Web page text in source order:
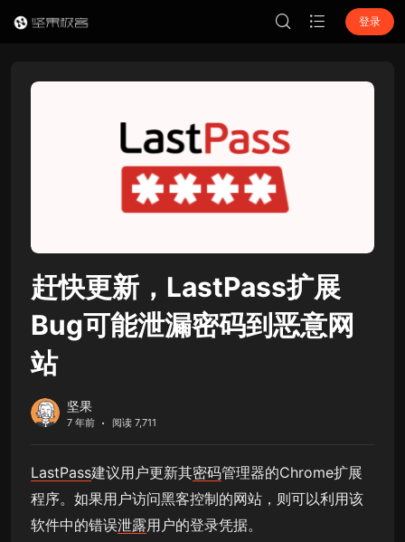
登录
赶快更新，LastPass扩展
Bug可能泄漏密码到恶意网
站
坚果
7 年前 阅读 7,711
LastPass建议用户更新其密码管理器的Chrome扩展
程序。如果用户访问黑客控制的网站，则可以利用该
软件中的错误泄露用户的登录凭据。